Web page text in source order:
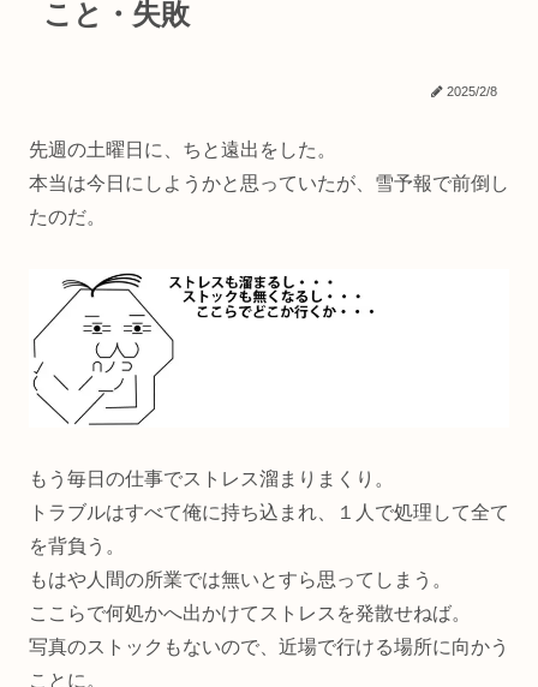
こと・失敗
2025/2/8
先週の土曜日に、ちと遠出をした。
本当は今日にしようかと思っていたが、雪予報で前倒し
たのだ。
もう毎日の仕事でストレス溜まりまくり。
トラブルはすべて俺に持ち込まれ、１人で処理して全て
を背負う。
もはや人間の所業では無いとすら思ってしまう。
ここらで何処かへ出かけてストレスを発散せねば。
写真のストックもないので、近場で行ける場所に向かう
ことに。